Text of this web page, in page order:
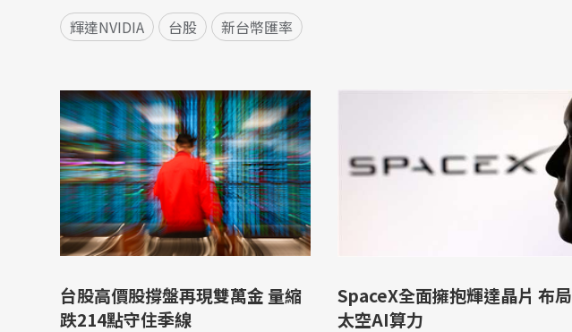
輝達NVIDIA 台股 新台幣匯率
台股高價股撐盤再現雙萬金 量縮
跌214點守住季線
SpaceX全面擁抱輝達晶片 布局
太空AI算力